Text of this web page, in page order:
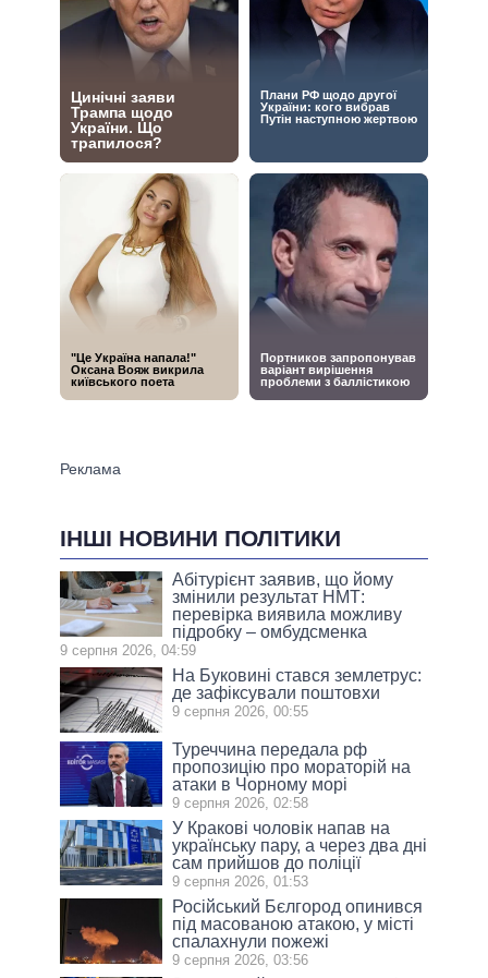
ІНШІ НОВИНИ ПОЛІТИКИ
Абітурієнт заявив, що йому
змінили результат НМТ:
перевірка виявила можливу
підробку – омбудсменка
9 серпня 2026, 04:59
На Буковині стався землетрус:
де зафіксували поштовхи
9 серпня 2026, 00:55
Туреччина передала рф
пропозицію про мораторій на
атаки в Чорному морі
9 серпня 2026, 02:58
У Кракові чоловік напав на
українську пару, а через два дні
сам прийшов до поліції
9 серпня 2026, 01:53
Російський Бєлгород опинився
під масованою атакою, у місті
спалахнули пожежі
9 серпня 2026, 03:56